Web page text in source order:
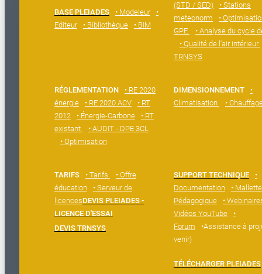
BASE PLEIADES • Modeleur
•
Editeur
• Bibliothèque • BIM
(STD / SED)
• Stations
meteonorm
•
GPE
• Analyse du cycle
• Qualité de l'air intérieur
TRNSYS
RÉGLEMENTATION
• RE 2020
énergie
• RE 2020 ACV
• RT
2012
• Énergie-Carbone
• RT
existant
• AUDIT - DPE 3CL
• Optimisation
DIMENSIONNEMENT
•
Climatisation
•
TARIFS • Tarifs
• Offre
éducation
• Serveur de
licencesDEVIS PLEIADES -
LICENCE D'ESSAI
DEVIS TRNSYS
SUPPORT TECHNIQUE
•
Documentation
• Mallette
Pédagogique
•
Vidéos YouTube
•
Forum
•Assistance à
venir)
TÉLÉCHARGER PLEIADES